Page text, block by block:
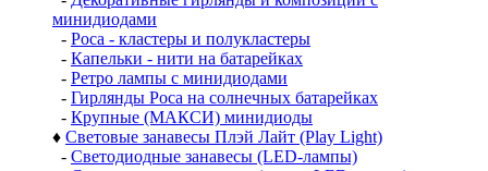
минидиодами
- Роса - кластеры и полукластеры
- Капельки - нити на батарейках
- Ретро лампы с минидиодами
- Гирлянды Роса на солнечных батарейках
- Крупные (МАКСИ) минидиоды
♦ Световые занавесы Плэй Лайт (Play Light)
- Светодиодные занавесы (LED-лампы)